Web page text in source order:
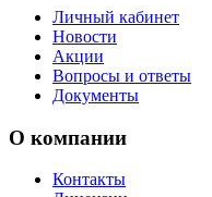
Личный кабинет
Новости
Акции
Вопросы и ответы
Документы
О компании
Контакты